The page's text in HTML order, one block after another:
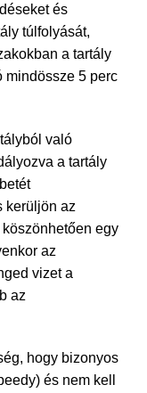
és
túlfolyását,
a tartály
mindössze 5 perc
való
a tartály
kerüljön az
egy
az
vizet a
az
hogy bizonyos
és nem kell